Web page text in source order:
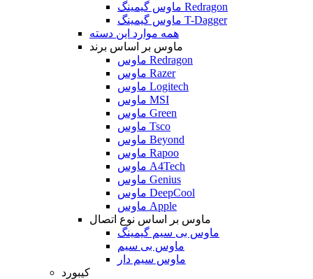
ماوس گیمینگ Redragon
ماوس گیمینگ T-Dagger
همه موارد این دسته
ماوس بر اساس برند
ماوس Redragon
ماوس Razer
ماوس Logitech
ماوس MSI
ماوس Green
ماوس Tsco
ماوس Beyond
ماوس Rapoo
ماوس A4Tech
ماوس Genius
ماوس DeepCool
ماوس Apple
ماوس بر اساس نوع اتصال
ماوس بی سیم گیمینگ
ماوس بی سیم
ماوس سیم دار
کیبورد